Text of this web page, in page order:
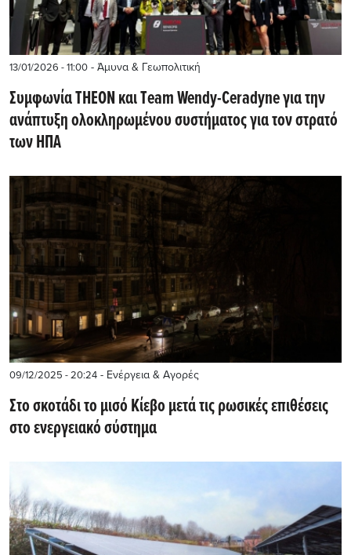
13/01/2026 - 11:00 - Άμυνα & Γεωπολιτική
Συμφωνία ΤΗΕΟΝ και Τeam Wendy-Ceradyne για την
ανάπτυξη ολοκληρωμένου συστήματος για τον στρατό
των ΗΠΑ
09/12/2025 - 20:24 - Ενέργεια & Αγορές
Στο σκοτάδι το μισό Κίεβο μετά τις ρωσικές επιθέσεις
στο ενεργειακό σύστημα